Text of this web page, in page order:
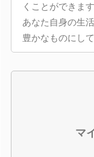
くことができます
あなた自身の生
豊かなものにし
マ